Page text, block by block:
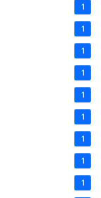
1
1
1
1
1
1
1
1
1